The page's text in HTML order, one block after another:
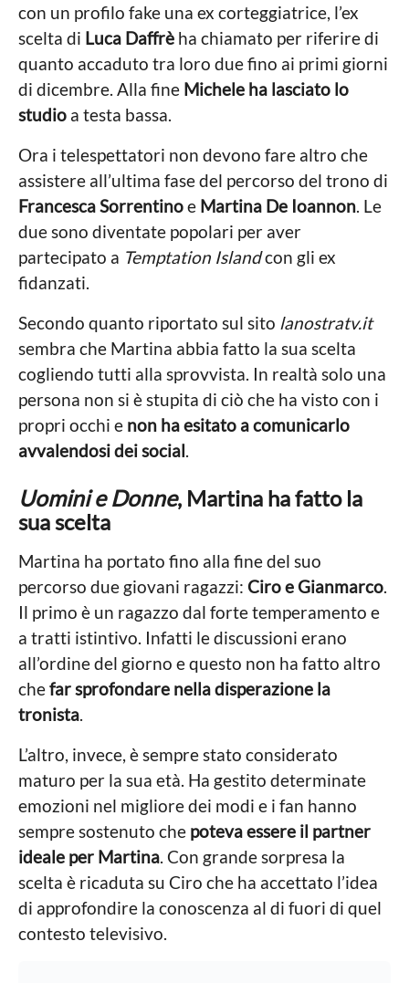
con un profilo fake una ex corteggiatrice, l’ex
scelta di Luca Daffrè ha chiamato per riferire di
quanto accaduto tra loro due fino ai primi giorni
di dicembre. Alla fine Michele ha lasciato lo
studio a testa bassa.
Ora i telespettatori non devono fare altro che
assistere all’ultima fase del percorso del trono di
Francesca Sorrentinoe Martina De Ioannon. Le
due sono diventate popolari per aver
partecipato a Temptation Islandcon gli ex
fidanzati.
Secondo quanto riportato sul sito lanostratv.it
sembra che Martina abbia fatto la sua scelta
cogliendo tutti alla sprovvista. In realtà solo una
persona non si è stupita di ciò che ha visto con i
propri occhi e non ha esitato a comunicarlo
avvalendosi dei social.
Uomini e Donne, Martina ha fatto la
sua scelta
Martina ha portato fino alla fine del suo
percorso due giovani ragazzi: Ciro e Gianmarco.
Il primo è un ragazzo dal forte temperamento e
a tratti istintivo. Infatti le discussioni erano
all’ordine del giorno e questo non ha fatto altro
chefar sprofondare nella disperazione la
tronista.
L’altro, invece, è sempre stato considerato
maturo per la sua età. Ha gestito determinate
emozioni nel migliore dei modi e i fan hanno
sempre sostenuto che poteva essere il partner
ideale per Martina. Con grande sorpresa la
scelta è ricaduta su Ciro che ha accettato l’idea
di approfondire la conoscenza al di fuori di quel
contesto televisivo.